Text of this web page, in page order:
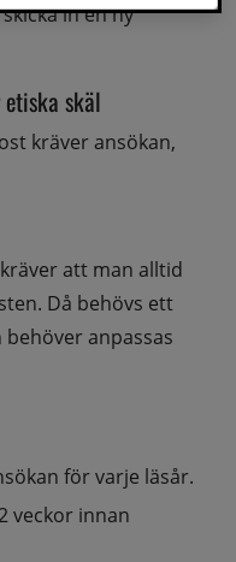
in en ny
skäl
kräver ansökan,
att man alltid
Då behövs ett
anpassas
för varje läsår.
veckor innan